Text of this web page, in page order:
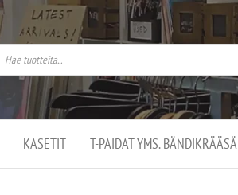
KASETIT T-PAIDAT YMS. BÄNDIKRÄÄSÄ